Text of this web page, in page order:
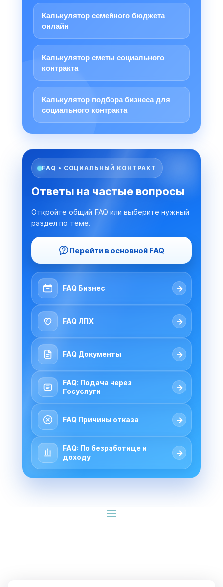
Калькулятор семейного бюджета
онлайн
Калькулятор сметы социального
контракта
Калькулятор подбора бизнеса для
социального контракта
FAQ • СОЦИАЛЬНЫЙ КОНТРАКТ
Ответы на частые вопросы
Откройте общий FAQ или выберите нужный
раздел по теме.
Перейти в основной FAQ
FAQ Бизнес →
FAQ ЛПХ →
FAQ Документы →
FAQ: Подача через
Госуслуги
→
FAQ Причины отказа →
FAQ: По безработице и
доходу
→